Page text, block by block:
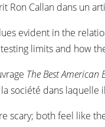
Ron Callan dans un
evident in the
limits and how
The Best American
société dans laquelle
scary; both feel like